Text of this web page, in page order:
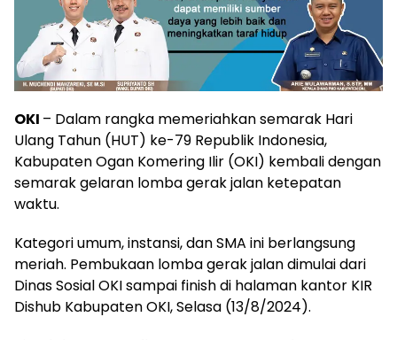
OKI – Dalam rangka memeriahkan semarak Hari
Ulang Tahun (HUT) ke-79 Republik Indonesia,
Kabupaten Ogan Komering Ilir (OKI) kembali dengan
semarak gelaran lomba gerak jalan ketepatan
waktu.
Kategori umum, instansi, dan SMA ini berlangsung
meriah. Pembukaan lomba gerak jalan dimulai dari
Dinas Sosial OKI sampai finish di halaman kantor KIR
Dishub Kabupaten OKI, Selasa (13/8/2024).